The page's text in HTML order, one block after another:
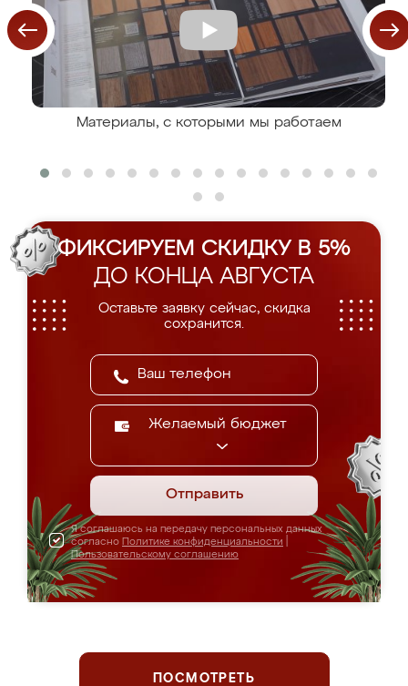
Материалы, с которыми мы работаем
ФИКСИРУЕМ СКИДКУ В 5%
ДО КОНЦА АВГУСТА
Оставьте заявку сейчас, скидка
сохранится.
Желаемый бюджет
Отправить
Я соглашаюсь на передачу персональных данных
согласно Политике конфиденциальности
Пользовательскому соглашению
ПОСМОТРЕТЬ